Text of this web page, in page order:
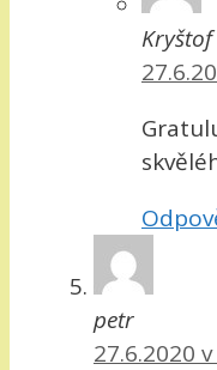
petr
27.6.2020